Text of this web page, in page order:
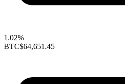
1.02%
BTC$64,651.45